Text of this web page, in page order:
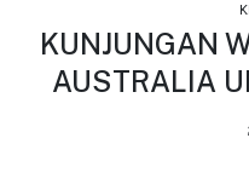
KUNJUNGAN
AUSTRALIA